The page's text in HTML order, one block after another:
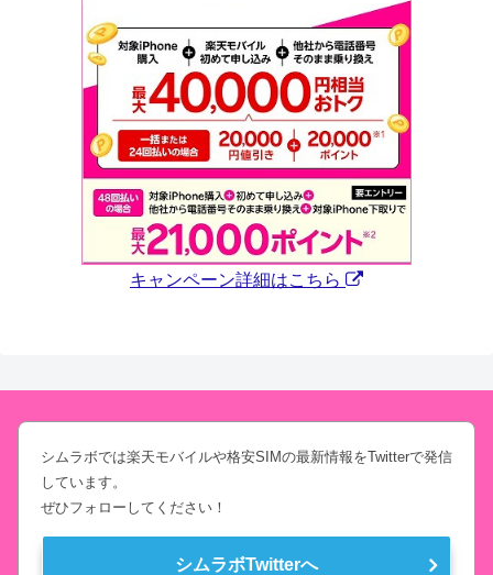
キャンペーン詳細はこちら
シムラボでは楽天モバイルや格安SIMの最新情報をTwitterで発信
しています。
ぜひフォローしてください！
シムラボTwitterへ